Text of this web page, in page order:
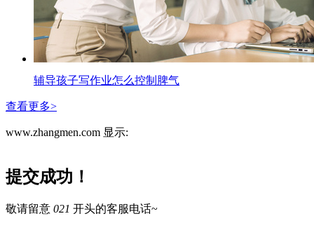
辅导孩子写作业怎么控制脾气
查看更多>
www.zhangmen.com 显示:
提交成功！
敬请留意 021 开头的客服电话~